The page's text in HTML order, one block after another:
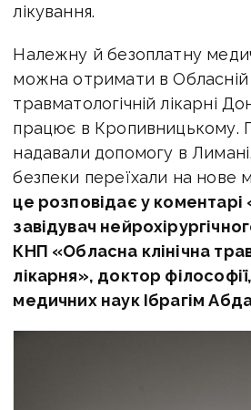
лікування.
Належну й безоплатну
можна отримати в Обласній
травматологічній лікарні
працює в Кропивницькому.
надавали допомогу в
безпеки переїхали на нове
це розповідає у коментарі
завідувач
КНП «Обласна клінічна
лікарня», доктор
медичних наук Ібрагім